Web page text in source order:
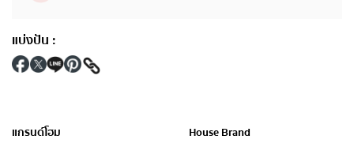
แบ่งปัน :
แกรนด์โฮม
House Brand